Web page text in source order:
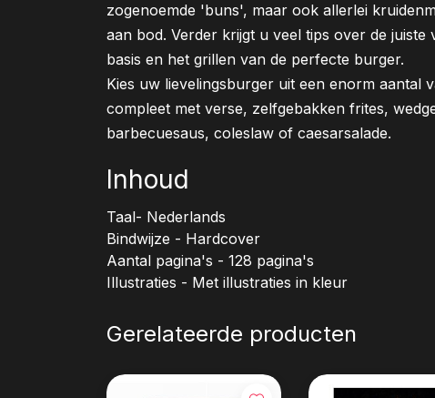
zogenoemde 'buns', maar ook allerlei
aan bod. Verder krijgt u veel tips over de juiste
basis en het grillen van de perfecte burger.
Kies uw lievelingsburger uit een enorm aantal
compleet met verse, zelfgebakken frites,
barbecuesaus, coleslaw of caesarsalade.
Inhoud
Taal- Nederlands
Bindwijze - Hardcover
Aantal pagina's - 128 pagina's
Illustraties - Met illustraties in kleur
Gerelateerde producten